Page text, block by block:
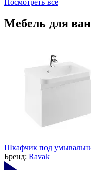
Мебель для
Шкафчик под
Бренд: Ravak